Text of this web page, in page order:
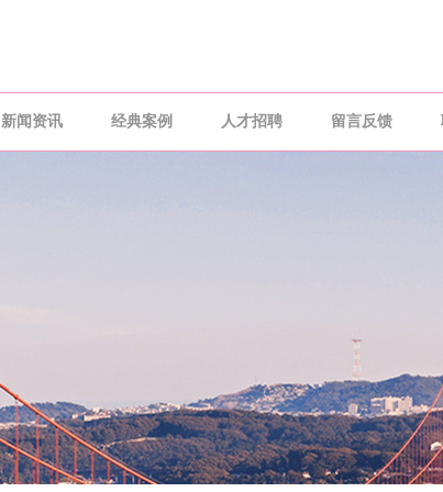
新闻资讯 经典案例 人才招聘 留言反馈